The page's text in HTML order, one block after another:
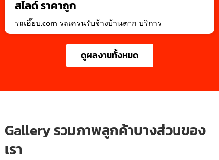
สไลด์ ราคาถูก
รถเฮี๊ยบ.com รถเครนรับจ้างบ้านตาก บริการ
ดูผลงานทั้งหมด
Gallery รวมภาพลูกค้าบางส่วนของ
เรา